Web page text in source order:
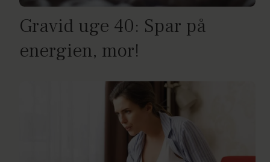
Gravid uge 40: Spar på
energien, mor!